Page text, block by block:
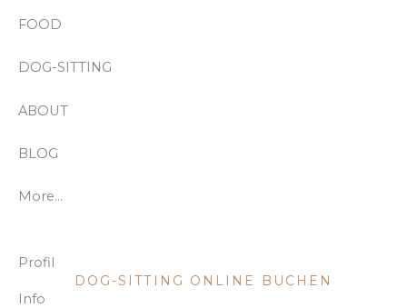
FOOD
DOG-SITTING
ABOUT
BLOG
More…
Profil
DOG-SITTING ONLINE BUCHEN
Info